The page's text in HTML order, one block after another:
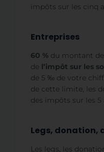
impôts sur les cinq
Entreprises
60 % du montant
de l’impôt sur les
de 5 ‰ de votre
de cette limite, les
des impôts sur les 5
Legs, donation,
Les legs, les